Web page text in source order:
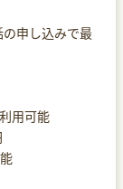
申し込みで最
用可能